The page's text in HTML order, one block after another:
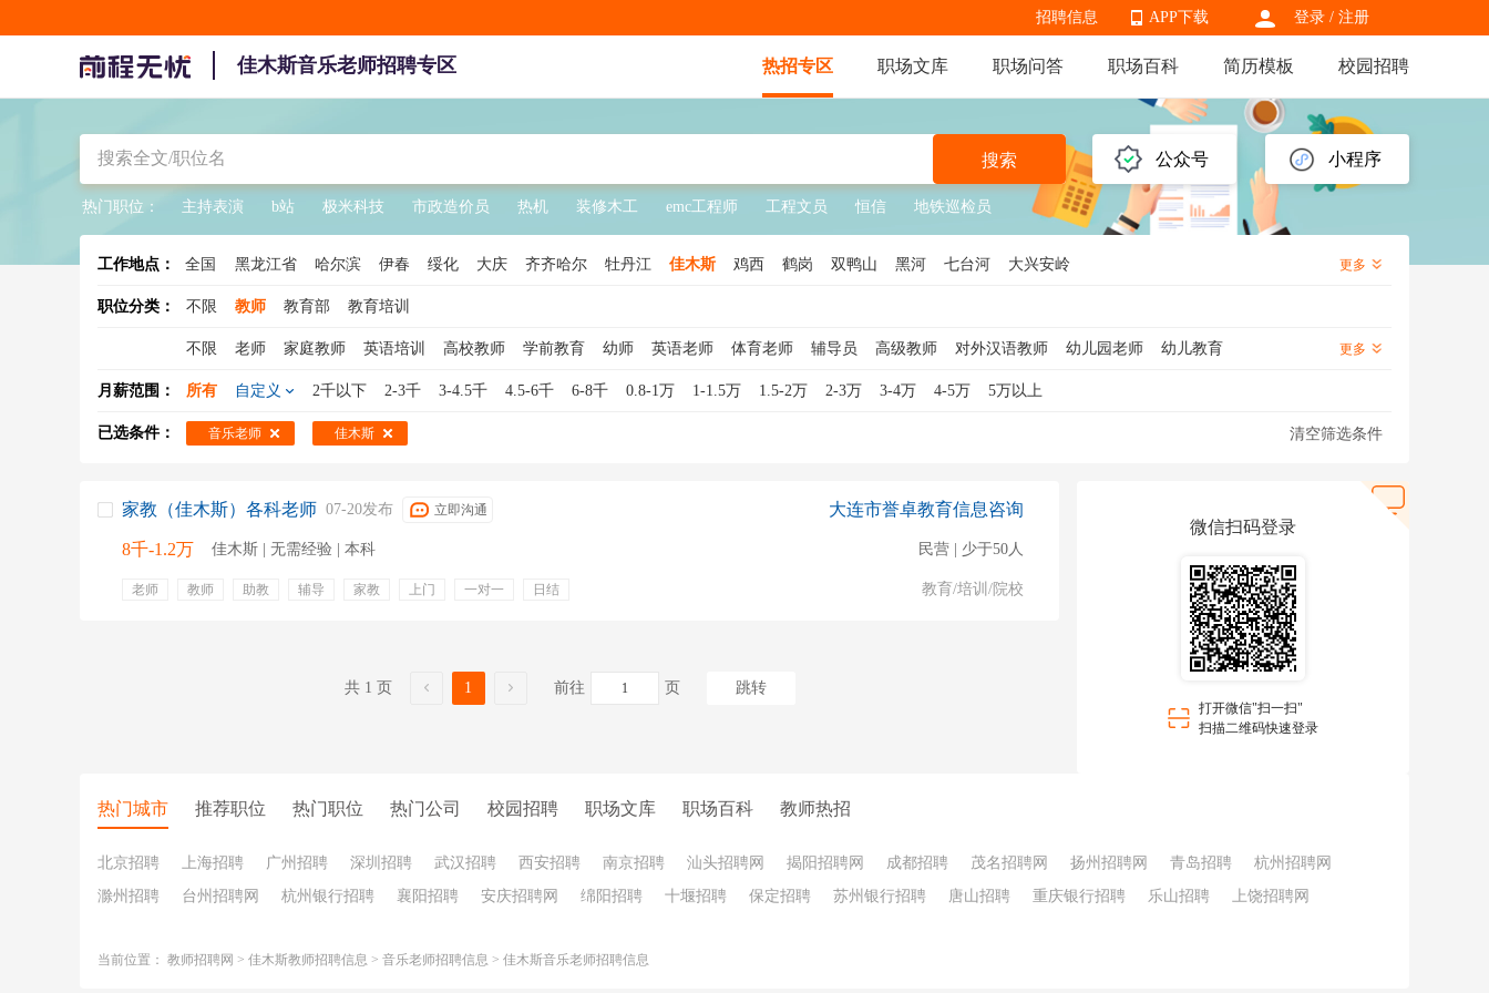
登录 / 注册
APP下载
APP下载
招聘信息
佳木斯音乐老师招聘专区 热招专区 职场文库 职场问答 职场百科 简历模板 校园招聘
公众号 小程序
搜索
热门职位： 主持表演 b站 极米科技 市政造价员 热机 装修木工 emc工程师 工程文员 恒信 地铁巡检员
工作地点： 全国 黑龙江省 哈尔滨 伊春 绥化 大庆 齐齐哈尔 牡丹江 佳木斯 鸡西 鹤岗 双鸭山 黑河 七台河 大兴安岭 更多
职位分类： 不限 教师 教育部 教育培训
不限 老师 家庭教师 英语培训 高校教师 学前教育 幼师 英语老师 体育老师 辅导员 高级教师 对外汉语教师 幼儿园老师
幼儿教育
助教
代课老师 幼儿教师 小学教师 语文老师 生活老师 美术老师 院长 数学老师 日语老师 口译 小学老师
英语教师
体育教师 招生老师
更多
月薪范围： 所有 自定义 2千以下 2-3千 3-4.5千 4.5-6千 6-8千 0.8-1万 1-1.5万 1.5-2万 2-3万 3-4万 4-5万 5万以上
已选条件： 音乐老师 佳木斯 清空筛选条件
家教（佳木斯）各科老师 07-20发布 立即沟通
8千-1.2万 佳木斯 | 无需经验 | 本科
老师 教师 助教 辅导 家教 上门 一对一
日结
大连市誉卓教育信息咨询
民营 | 少于50人
教育/培训/院校
共 1 页 1 前往 页 跳转
微信扫码登录
打开微信"扫一扫"
扫描二维码快速登录
热门城市 推荐职位 热门职位 热门公司 校园招聘 职场文库 职场百科 教师热招
北京招聘 上海招聘 广州招聘 深圳招聘 武汉招聘 西安招聘 南京招聘 汕头招聘网 揭阳招聘网 成都招聘 茂名招聘网 扬州招聘网 青岛招聘
杭州招聘网
滁州招聘
台州招聘网 杭州银行招聘 襄阳招聘 安庆招聘网 绵阳招聘 十堰招聘 保定招聘 苏州银行招聘 唐山招聘 重庆银行招聘 乐山招聘 上饶招聘网
当前位置： 教师招聘网 > 佳木斯教师招聘信息 > 音乐老师招聘信息 > 佳木斯音乐老师招聘信息